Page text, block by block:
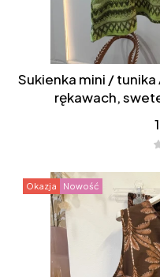
Sukienka mini /
rękawach,
Okazja Nowość